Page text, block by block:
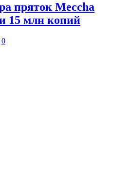
пряток Meccha
15 млн копий
0